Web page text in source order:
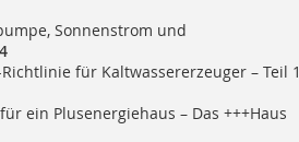
Sonnenstrom und
für Kaltwassererzeuger – Teil 1
ein Plusenergiehaus – Das +++Haus